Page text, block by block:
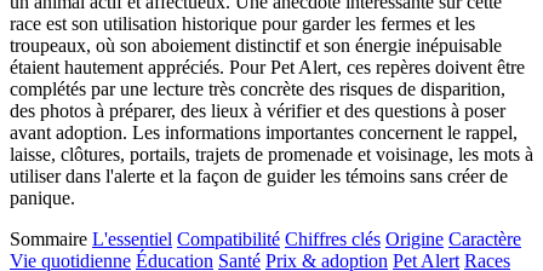
race est son utilisation historique pour garder les fermes et les
troupeaux, où son aboiement distinctif et son énergie inépuisable
étaient hautement appréciés. Pour Pet Alert, ces repères doivent être
complétés par une lecture très concrète des risques de disparition,
des photos à préparer, des lieux à vérifier et des questions à poser
avant adoption. Les informations importantes concernent le rappel,
laisse, clôtures, portails, trajets de promenade et voisinage, les mots à
utiliser dans l'alerte et la façon de guider les témoins sans créer de
panique.
Sommaire L'essentiel Compatibilité Chiffres clés Origine Caractère
Vie quotidienne Éducation Santé Prix & adoption Pet Alert Races